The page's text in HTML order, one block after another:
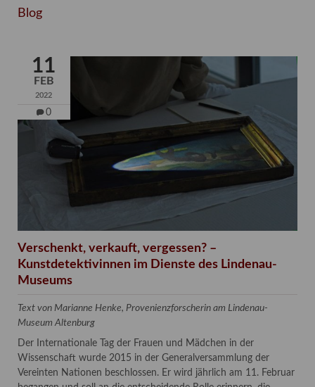
Blog
11
FEB
2022
0
Verschenkt, verkauft, vergessen? –
Kunstdetektivinnen im Dienste des Lindenau-
Museums
Text von Marianne Henke, Provenienzforscherin am Lindenau-
Museum Altenburg
Der Internationale Tag der Frauen und Mädchen in der
Wissenschaft wurde 2015 in der Generalversammlung der
Vereinten Nationen beschlossen. Er wird jährlich am 11. Februar